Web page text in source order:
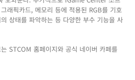
래픽카드, 메모리 등에 적용된 RGB를 기호
상태를 파악하는 등 다양한 부수 기능을 사
STCOM 홈페이지와 공식 네이버 카페를